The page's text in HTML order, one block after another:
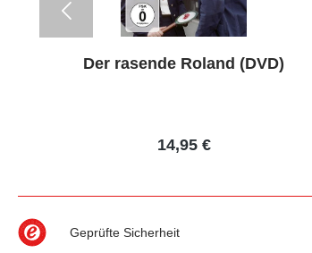
Der rasende Roland (DVD)
14,95 €
Geprüfte Sicherheit